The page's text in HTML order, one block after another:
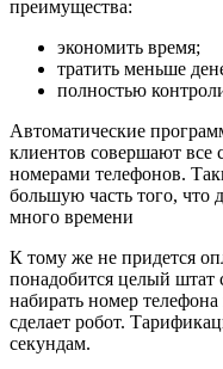
преимущества:
экономить время;
тратить меньше
полностью
Автоматические
клиентов совершают все
номерами телефонов.
большую часть того, что
много времени
К тому же не придется
понадобится целый штат
набирать номер
сделает робот.
секундам.